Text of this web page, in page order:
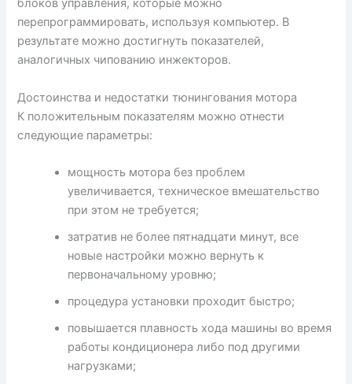
блоков управления, которые можно
перепрограммировать, используя компьютер. В
результате можно достигнуть показателей,
аналогичных чипованию инжекторов.
Достоинства и недостатки тюнингования мотора
К положительным показателям можно отнести
следующие параметры:
мощность мотора без проблем
увеличивается, техническое вмешательство
при этом не требуется;
затратив не более пятнадцати минут, все
новые настройки можно вернуть к
первоначальному уровню;
процедура установки проходит быстро;
повышается плавность хода машины во время
работы кондиционера либо под другими
нагрузками;